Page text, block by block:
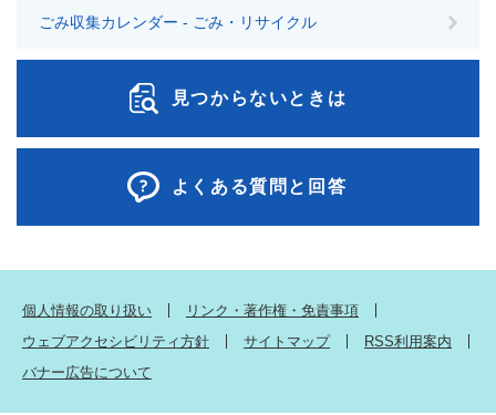
ごみ収集カレンダー - ごみ・リサイクル
見つからないときは
よくある質問と回答
個人情報の取り扱い
リンク・著作権・免責事項
ウェブアクセシビリティ方針
サイトマップ
RSS利用案内
バナー広告について